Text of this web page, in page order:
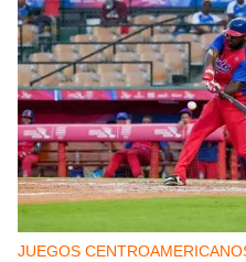
PODCAST
Cafecito informativo del
2026
JUEGOS